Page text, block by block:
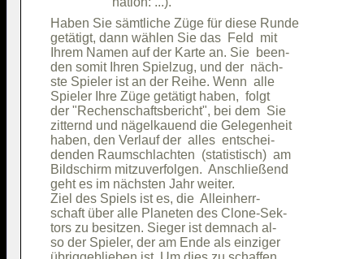
Haben Sie sämtliche Züge für diese Runde
getätigt, dann wählen Sie das  Feld  mit
Ihrem Namen auf der Karte an. Sie  been-
den somit Ihren Spielzug, und der  näch-
ste Spieler ist an der Reihe. Wenn  alle
Spieler Ihre Züge getätigt haben,  folgt
der "Rechenschaftsbericht", bei dem  Sie
zitternd und nägelkauend die Gelegenheit
haben, den Verlauf der  alles  entschei-
denden Raumschlachten  (statistisch)  am
Bildschirm mitzuverfolgen.  Anschließend
geht es im nächsten Jahr weiter.
Ziel des Spiels ist es, die  Alleinherr-
schaft über alle Planeten des Clone-Sek-
tors zu besitzen. Sieger ist demnach al-
so der Spieler, der am Ende als einziger